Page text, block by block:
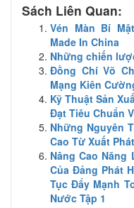
Sách Liên Quan:
Vén Màn Bí
Made In China
Những chiến
Đồng Chí Võ
Mạng Kiên
Kỹ Thuật Sản
Đạt Tiêu Chuẩn
Những Nguyên
Cao Từ Xuất
Nâng Cao
Của Đảng Phát
Tục Đẩy Mạnh
Nước Tập 1